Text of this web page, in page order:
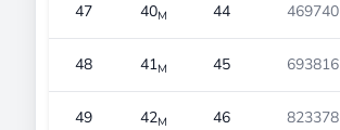
47 40М 44 469740
48 41М 45 693816
49 42М 46 823378